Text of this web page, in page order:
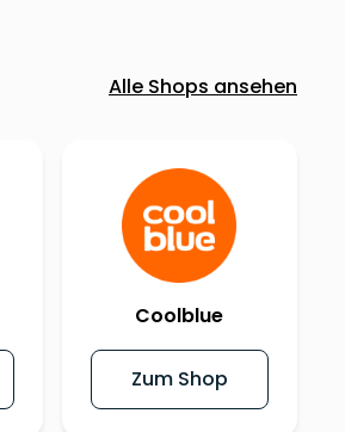
Alle Shops ansehen
Coolblue
Zum Shop